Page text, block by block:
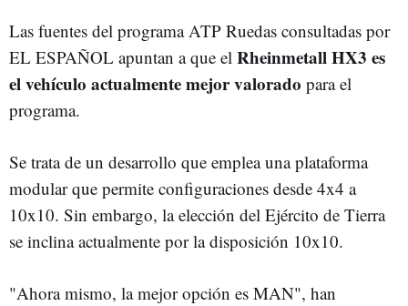
Las fuentes del programa ATP Ruedas consultadas por
EL ESPAÑOL apuntan a que el Rheinmetall HX3 es
el vehículo actualmente mejor valorado para el
programa.
Se trata de un desarrollo que emplea una plataforma
modular que permite configuraciones desde 4x4 a
10x10. Sin embargo, la elección del Ejército de Tierra
se inclina actualmente por la disposición 10x10.
"Ahora mismo, la mejor opción es MAN", han